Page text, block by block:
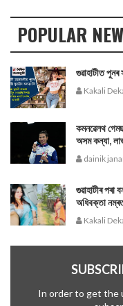
POPULAR
গুৱাহাটীত
Kakali
কমনৱেলথ
অসম কন্যা,
dainik
গুৱাহাটীৰ
অধিবক্তা
Kakali
In order to get the